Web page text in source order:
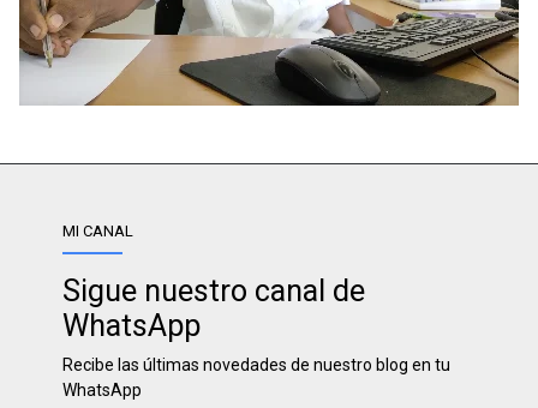
MI CANAL
Sigue nuestro canal de
WhatsApp
Recibe las últimas novedades de nuestro blog en tu
WhatsApp